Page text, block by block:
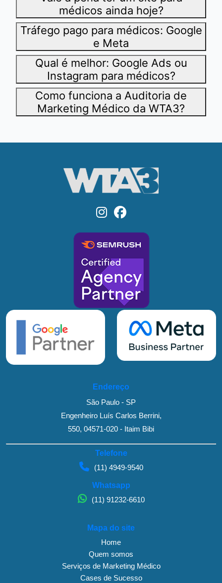
médicos ainda hoje?
Tráfego pago para médicos: Google
e Meta
Qual é melhor: Google Ads ou
Instagram para médicos?
Como funciona a Auditoria de
Marketing Médico da WTA3?
Endereço
São Paulo - SP
Engenheiro Luís Carlos Berrini,
550, 04571-020 - Itaim Bibi
Telefone
(11) 4949-9540
Whatsapp
(11) 91232-6610
Mapa do site
Home
Quem somos
Serviços de Marketing Médico
Cases de Sucesso